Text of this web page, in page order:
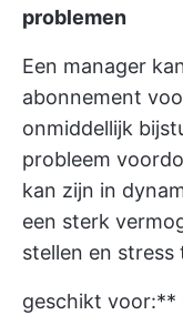
problemen
Een manager
abonnement
onmiddellijk
probleem
kan zijn in
een sterk
stellen en stress
geschikt voor:**